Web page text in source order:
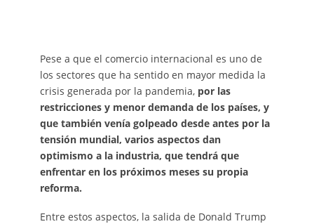
Pese a que el comercio internacional es uno de
los sectores que ha sentido en mayor medida la
crisis generada por la pandemia, por las
restricciones y menor demanda de los países, y
que también venía golpeado desde antes por la
tensión mundial, varios aspectos dan
optimismo a la industria, que tendrá que
enfrentar en los próximos meses su propia
reforma.
Entre estos aspectos, la salida de Donald Trump